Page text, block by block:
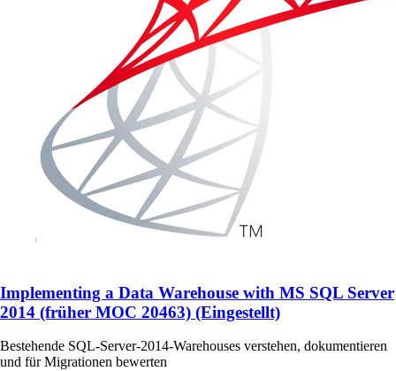
Implementing a Data Warehouse with MS SQL Server
2014 (früher MOC 20463) (Eingestellt)
Bestehende SQL-Server-2014-Warehouses verstehen, dokumentieren
und für Migrationen bewerten